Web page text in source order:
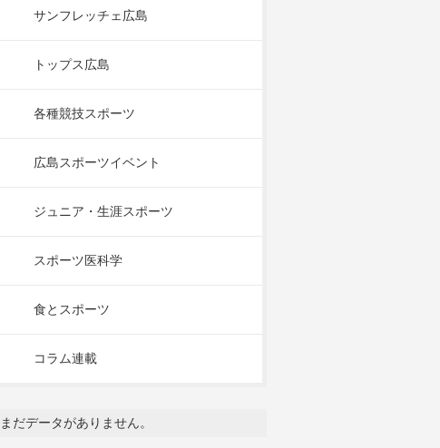
サンフレッチェ広島
トップス広島
各種競技スポーツ
広島スポーツイベント
ジュニア・生涯スポーツ
スポーツ医科学
食とスポーツ
コラム連載
まだデータがありません。